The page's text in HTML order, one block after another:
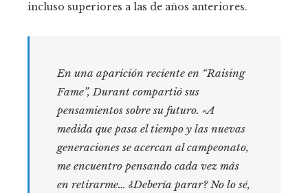
incluso superiores a las de años anteriores.
En una aparición reciente en “Raising
Fame”, Durant compartió sus
pensamientos sobre su futuro. «A
medida que pasa el tiempo y las nuevas
generaciones se acercan al campeonato,
me encuentro pensando cada vez más
en retirarme… ¿Debería parar? No lo sé,